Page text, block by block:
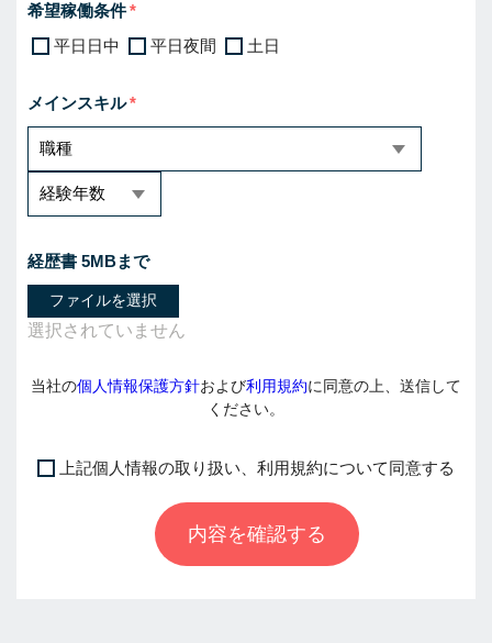
希望稼働条件
平日日中
平日夜間 土日
メインスキル
経歴書 5MBまで
ファイルを選択
当社の個人情報保護方針および利用規約に同意の上、送信して
ください。
上記個人情報の取り扱い、利用規約について同意する
内容を確認する